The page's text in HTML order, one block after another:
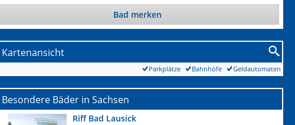
Bad merken
Kartenansicht
Geldautomaten
Bahnhöfe
Parkplätze
Besondere Bäder in Sachsen
Riff Bad Lausick